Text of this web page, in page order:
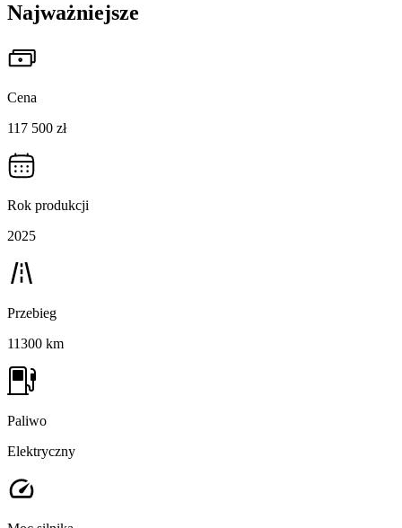
Najważniejsze
Cena
117 500 zł
Rok produkcji
2025
Przebieg
11300 km
Paliwo
Elektryczny